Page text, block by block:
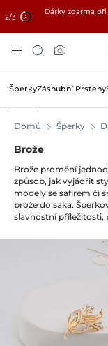
2/3
Dárky zdarma
✓
Na
Obsah
Hledat
ŠperkyZásnubní Prsteny
Domů Šperky
Brože
Brože promění
způsob, jak vyjádřit
modely se safírem či
brože do saka.
slavnostní příležitosti,